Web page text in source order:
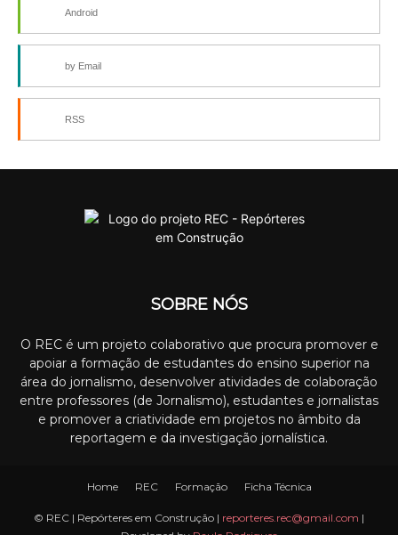
Android
by Email
RSS
SOBRE NÓS
O REC é um projeto colaborativo que procura promover e
apoiar a formação de estudantes do ensino superior na
área do jornalismo, desenvolver atividades de colaboração
entre professores (de Jornalismo), estudantes e jornalistas
e promover a criatividade em projetos no âmbito da
reportagem e da investigação jornalística.
Home REC Formação Ficha Técnica
© REC | Repórteres em Construção | reporteres.rec@gmail.com |